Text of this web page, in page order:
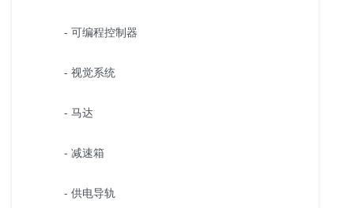
- 可编程控制器
- 视觉系统
- 马达
- 减速箱
- 供电导轨